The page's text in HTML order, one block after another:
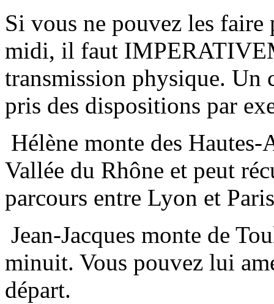
Si vous ne pouvez les
midi, il faut
transmission physique. Un
pris des dispositions par
Hélène monte des Hautes-
Vallée du Rhône et peut
parcours entre Lyon et
Jean-Jacques monte de
minuit. Vous pouvez lui
départ.